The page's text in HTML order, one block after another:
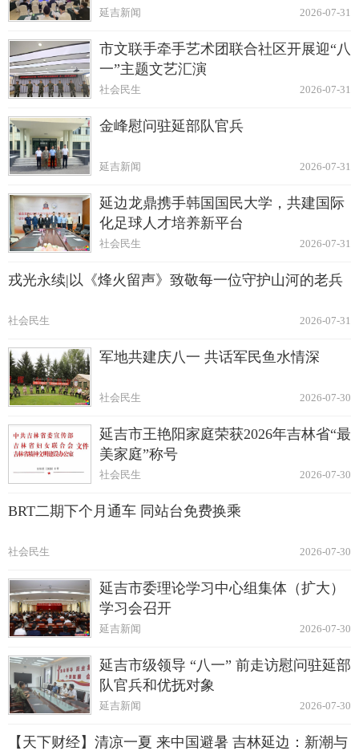
2026-07-31
延吉新闻
市文联手牵手艺术团联合社区开展迎“八
一”主题文艺汇演
2026-07-31
社会民生
金峰慰问驻延部队官兵
2026-07-31
延吉新闻
延边龙鼎携手韩国国民大学，共建国际
化足球人才培养新平台
2026-07-31
社会民生
戎光永续|以《烽火留声》致敬每一位守护山河的老兵
2026-07-31
社会民生
军地共建庆八一 共话军民鱼水情深
2026-07-30
社会民生
延吉市王艳阳家庭荣获2026年吉林省“最
美家庭”称号
2026-07-30
社会民生
BRT二期下个月通车 同站台免费换乘
2026-07-30
社会民生
延吉市委理论学习中心组集体（扩大）
学习会召开
2026-07-30
延吉新闻
延吉市级领导 “八一” 前走访慰问驻延部
队官兵和优抚对象
2026-07-30
延吉新闻
【天下财经】清凉一夏 来中国避暑 吉林延边：新潮与